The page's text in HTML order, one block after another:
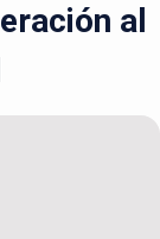
al